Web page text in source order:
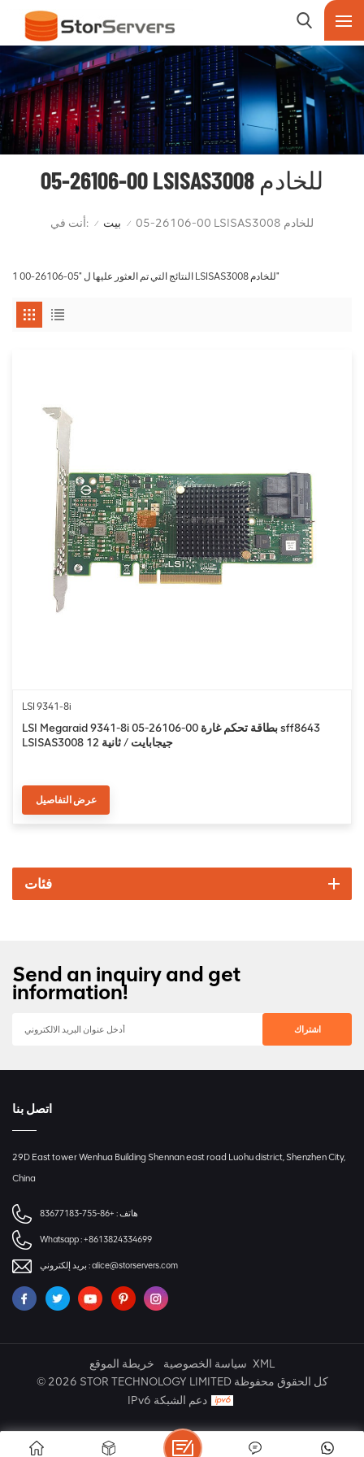
05-26106-00 LSISAS3008 للخادم
أنت في: / بيت / 05-26106-00 LSISAS3008 للخادم
1 النتائج التي تم العثور عليها ل "05-26106-00 LSISAS3008 للخادم"
LSI 9341-8i
LSI Megaraid 9341-8i 05-26106-00 بطاقة تحكم غارة sff8643
LSISAS3008 12 جيجابايت / ثانية
عرض التفاصيل
فئات
Send an inquiry and get
information!
اتصل بنا
29D East tower Wenhua Building Shennan east road Luohu district, Shenzhen City,
China
هاتف : +86-755-83677183
Whatsapp :+8613824334699
بريد إلكتروني :alice@storservers.com
خريطة الموقع سياسة الخصوصية XML
© 2026 STOR TECHNOLOGY LIMITED كل الحقوق محفوظة
IPv6 دعم الشبكة